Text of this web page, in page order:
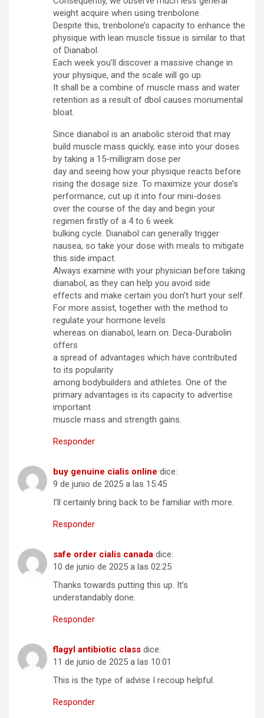
weight acquire when using trenbolone.
Despite this, trenbolone’s capacity to enhance the
physique with lean muscle tissue is similar to that
of Dianabol.
Each week you’ll discover a massive change in
your physique, and the scale will go up.
It shall be a combine of muscle mass and water
retention as a result of dbol causes monumental
bloat.
Since dianabol is an anabolic steroid that may
build muscle mass quickly, ease into your doses
by taking a 15-milligram dose per
day and seeing how your physique reacts before
rising the dosage size. To maximize your dose’s
performance, cut up it into four mini-doses
over the course of the day and begin your
regimen firstly of a 4 to 6 week
bulking cycle. Dianabol can generally trigger
nausea, so take your dose with meals to mitigate
this side impact.
Always examine with your physician before taking
dianabol, as they can help you avoid side
effects and make certain you don’t hurt your self.
For more assist, together with the method to
regulate your hormone levels
whereas on dianabol, learn on. Deca-Durabolin
offers
a spread of advantages which have contributed
to its popularity
among bodybuilders and athletes. One of the
primary advantages is its capacity to advertise
important
muscle mass and strength gains.
Responder
buy genuine cialis online dice:
9 de junio de 2025 a las 15:45
I’ll certainly bring back to be familiar with more.
Responder
safe order cialis canada dice:
10 de junio de 2025 a las 02:25
Thanks towards putting this up. It’s
understandably done.
Responder
flagyl antibiotic class dice:
11 de junio de 2025 a las 10:01
This is the type of advise I recoup helpful.
Responder